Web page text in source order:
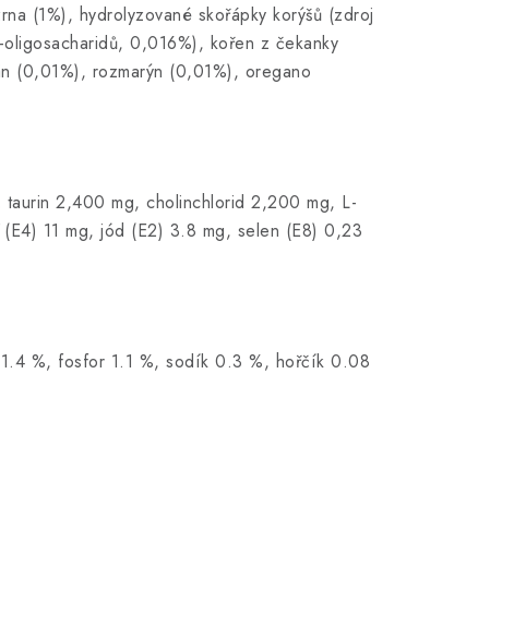
(1%), hydrolyzované skořápky korýšů (zdroj
0,016%), kořen z čekanky
(0,01%), rozmarýn (0,01%), oregano
2,400 mg, cholinchlorid 2,200 mg, L-
11 mg, jód (E2) 3.8 mg, selen (E8) 0,23
%, fosfor 1.1 %, sodík 0.3 %, hořčík 0.08